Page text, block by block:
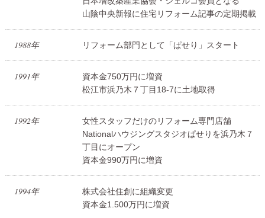
山陰中央新報に住宅リフォーム記事の定期掲載
1988年 リフォーム部門として「ぱせり」スタート
1991年
資本金750万円に増資
松江市浜乃木７丁目18-7に土地取得
1992年
女性スタッフだけのリフォーム専門店舗
Nationalハウジングスタジオぱせりを浜乃木７
丁目にオープン
資本金990万円に増資
1994年
株式会社住創に組織変更
資本金1.500万円に増資